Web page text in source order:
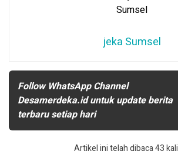
jeka Sumsel
Follow WhatsApp Channel
Desamerdeka.id untuk update berita
terbaru setiap hari
Artikel ini telah dibaca 43 kali